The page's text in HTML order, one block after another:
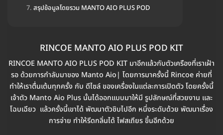
สรุปข้อมูลโดยรวม MANTO AIO PLUS POD
RINCOE MANTO AIO PLUS POD KIT
RINCOE MANTO AIO PLUS POD KIT มาอีกแล้วกับตัวเครืองที่เราเฝ้า
รอ ด้วยการกำลับมาของ Manto Aio| โดยการมาครั้งนี้ Rincoe ค่ายที่
ทำให้เราตื่นเต้นทุกครั้ง กับ ดีไซล์ ของเครื่องในแต่ละการเปิดตัว โดยครั้งนี้
เจ้าตัว Manto Aio Plus นั้นได้ออกแบบมาให้มี รูปลักษณ์ที่สวยงาน และ
โฉบเฉียว แล้วครั้งนี้เขาได้ พัฒนาตัวชิบไปอีก หนึ่งระดับด้วย พัฒนาเรื่อง
การจ่าย ทำให้รีดกลิ่นได้ ไฟสเถียร ขึ้นอีกด้วย